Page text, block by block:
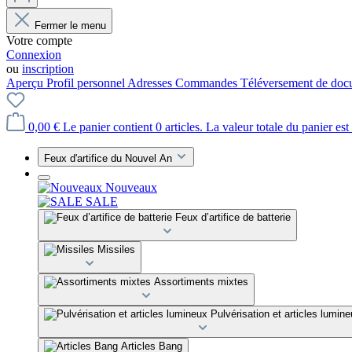
Fermer le menu
Votre compte
Connexion
ou inscription
Aperçu Profil personnel Adresses Commandes Téléversement de
0,00 € Le panier contient 0 articles. La valeur totale du panier est
Feux d'artifice du Nouvel An
Nouveaux
SALE
Feux d’artifice de batterie
Missiles
Assortiments mixtes
Pulvérisation et articles
Articles Bang